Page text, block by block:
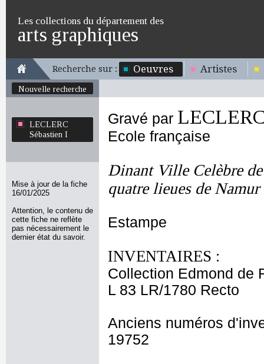
Les collections du département des
arts graphiques
Recherche sur : Oeuvres Artistes
Nouvelle recherche
LECLERC
Sébastien I
Mise à jour de la fiche
16/01/2025
Attention, le contenu de
cette fiche ne reflète
pas nécessairement le
dernier état du savoir.
Gravé par
Ecole française
Dinant Ville Celèbre
quatre lieues de
Estampe
INVENTAIRES :
Collection Edmond de
L 83 LR/1780 Recto
Anciens numéros
19752